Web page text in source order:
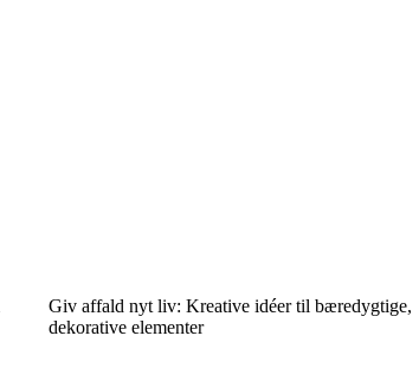
Giv affald nyt liv: Kreative idéer til bæredygtige,
dekorative elementer